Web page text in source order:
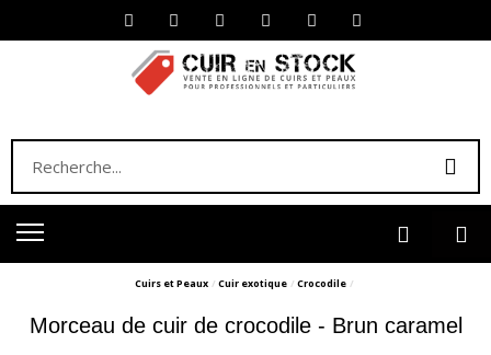
Cuirs et Peaux Cuir exotique Crocodile
Morceau de cuir de crocodile - Brun caramel